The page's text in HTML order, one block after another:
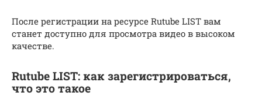
После регистрации на ресурсе Rutube LIST вам
станет доступно для просмотра видео в высоком
качестве.
Rutube LIST: как зарегистрироваться,
что это такое